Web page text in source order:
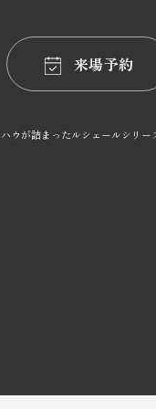
来場予約
ウが詰まったルシェールシリー